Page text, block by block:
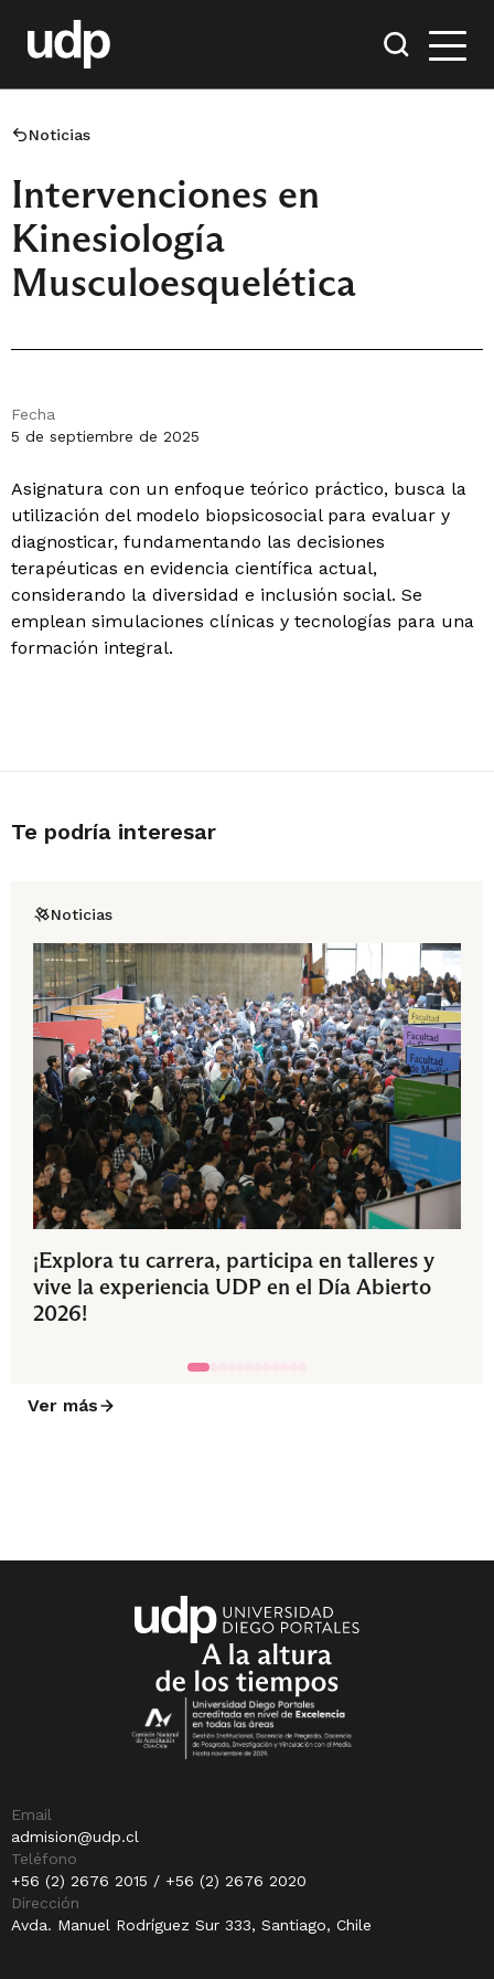
Noticias
Intervenciones en
Kinesiología
Musculoesquelética
Fecha
5 de septiembre de 2025
Asignatura con un enfoque teórico práctico, busca la
utilización del modelo biopsicosocial para evaluar y
diagnosticar, fundamentando las decisiones
terapéuticas en evidencia científica actual,
considerando la diversidad e inclusión social. Se
emplean simulaciones clínicas y tecnologías para una
formación integral.
Te podría interesar
Noticias
¡Explora tu carrera, participa en talleres y
vive la experiencia UDP en el Día Abierto
2026!
Ver más
Email
admision@udp.cl
Teléfono
+56 (2) 2676 2015 / +56 (2) 2676 2020
Dirección
Avda. Manuel Rodríguez Sur 333, Santiago, Chile